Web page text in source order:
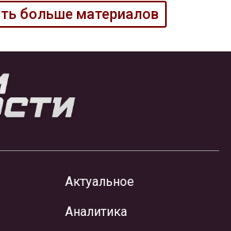
больше материалов
Актуальное
Аналитика